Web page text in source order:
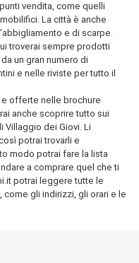
vendita, come quelli
La città è anche
e di scarpe.
troverai sempre prodotti
un gran numero di
e nelle riviste per tutto il
offerte nelle brochure
anche scoprire tutto sui
Villaggio dei Giovi. Li
potrai trovarli e
modo potrai fare la lista
a comprare quel che ti
potrai leggere tutte le
gli indirizzi, gli orari e le